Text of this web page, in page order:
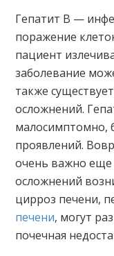
Гепатит В —
поражение
пациент
заболевание
также
осложнений.
малосимптомно,
проявлений.
очень важно еще
осложнений
цирроз печени,
печени, могут
почечная